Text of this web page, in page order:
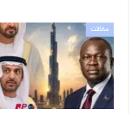
مقالات